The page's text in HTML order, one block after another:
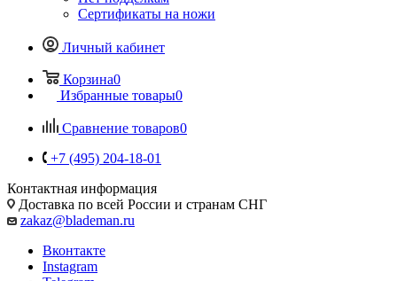
Сертификаты на ножи
Личный кабинет
Корзина0
Избранные товары0
Сравнение товаров0
+7 (495) 204-18-01
Контактная информация
Доставка по всей России и странам СНГ
zakaz@blademan.ru
Вконтакте
Instagram